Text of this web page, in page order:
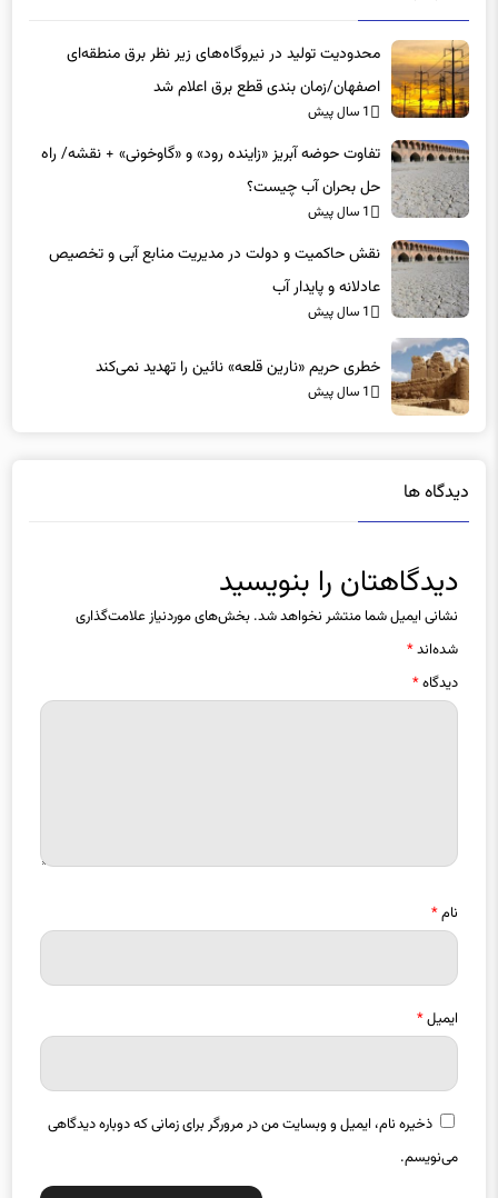
محدودیت تولید در نیروگاه‌های زیر نظر برق منطقه‌ای
اصفهان/زمان بندی قطع برق اعلام شد
1 سال پیش
تفاوت حوضه آبریز «زاینده رود» و «گاوخونی» + نقشه/ راه
حل بحران آب چیست؟
1 سال پیش
نقش حاکمیت و دولت در مدیریت منابع آبی و تخصیص
عادلانه و پایدار آب
1 سال پیش
خطری حریم «نارین قلعه‌» نائین را تهدید نمی‌کند
1 سال پیش
دیدگاه ها
دیدگاهتان را بنویسید
نشانی ایمیل شما منتشر نخواهد شد. بخش‌های موردنیاز علامت‌گذاری
شده‌اند*
دیدگاه*
نام*
ایمیل*
ذخیره نام، ایمیل و وبسایت من در مرورگر برای زمانی که دوباره دیدگاهی
می‌نویسم.